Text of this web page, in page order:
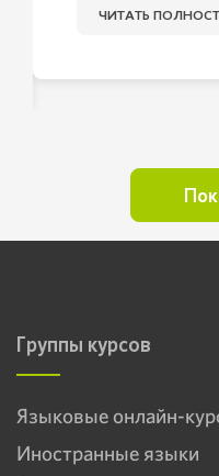
увидел
Получив
изучил 9
немецкий,
«Основы
зарплатой в
все это ЕШКО
ЧИТАТЬ
Группы курсов
Языковые онлайн-
Иностранные языки